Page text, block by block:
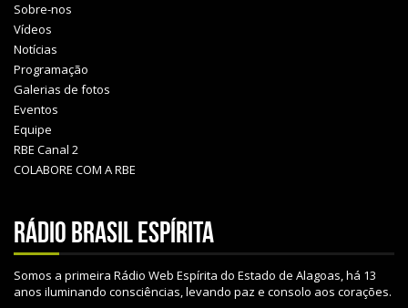
Sobre-nos
Vídeos
Notícias
Programação
Galerias de fotos
Eventos
Equipe
RBE Canal 2
COLABORE COM A RBE
Rádio Brasil Espírita
Somos a primeira Rádio Web Espírita do Estado de Alagoas, há 13
anos iluminando consciências, levando paz e consolo aos corações.